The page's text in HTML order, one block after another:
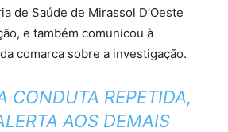
de Saúde de Mirassol D’Oeste
e também comunicou à
comarca sobre a investigação.
CONDUTA REPETIDA,
AOS DEMAIS